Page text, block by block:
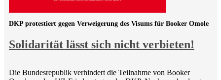
Solidarität lässt sich nicht verbieten!
DKP protestiert gegen Verweigerung des Visums für Booker Omole
Die Bundesrepublik verhindert die Teilnahme von Booker